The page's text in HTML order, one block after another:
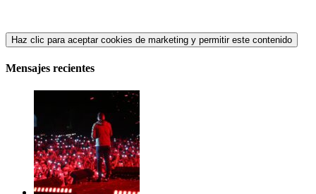
Haz clic para aceptar cookies de marketing y permitir este contenido
Mensajes recientes